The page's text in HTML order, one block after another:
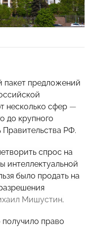
пакет предложений
несколько сфер —
до крупного
Правительства РФ.
спрос на
интеллектуальной
было продать на
Мишустин.
право